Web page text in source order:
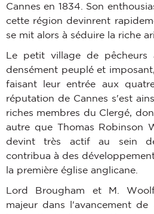
Cannes en 1834. Son
cette région devinrent
se mit alors à séduire la riche
Le petit village de pêcheurs
densément peuplé et
faisant leur entrée aux
réputation de Cannes s'est
riches membres du Clergé,
autre que Thomas Robinson
devint très actif au sein
contribua à des
la première église anglicane.
Lord Brougham et M.
majeur dans l'avancement